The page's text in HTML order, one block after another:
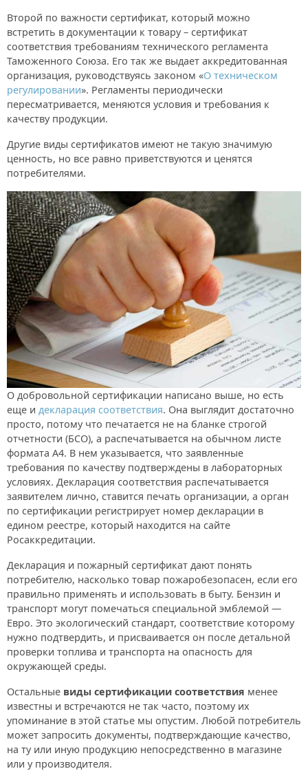
Второй по важности сертификат, который можно
встретить в документации к товару – сертификат
соответствия требованиям технического регламента
Таможенного Союза. Его так же выдает аккредитованная
организация, руководствуясь законом «О техническом
регулировании». Регламенты периодически
пересматривается, меняются условия и требования к
качеству продукции.
Другие виды сертификатов имеют не такую значимую
ценность, но все равно приветствуются и ценятся
потребителями.
О добровольной сертификации написано выше, но есть
еще и декларация соответствия. Она выглядит достаточно
просто, потому что печатается не на бланке строгой
отчетности (БСО), а распечатывается на обычном листе
формата А4. В нем указывается, что заявленные
требования по качеству подтверждены в лабораторных
условиях. Декларация соответствия распечатывается
заявителем лично, ставится печать организации, а орган
по сертификации регистрирует номер декларации в
едином реестре, который находится на сайте
Росаккредитации.
Декларация и пожарный сертификат дают понять
потребителю, насколько товар пожаробезопасен, если его
правильно применять и использовать в быту. Бензин и
транспорт могут помечаться специальной эмблемой —
Евро. Это экологический стандарт, соответствие которому
нужно подтвердить, и присваивается он после детальной
проверки топлива и транспорта на опасность для
окружающей среды.
Остальные виды сертификации соответствия менее
известны и встречаются не так часто, поэтому их
упоминание в этой статье мы опустим. Любой потребитель
может запросить документы, подтверждающие качество,
на ту или иную продукцию непосредственно в магазине
или у производителя.